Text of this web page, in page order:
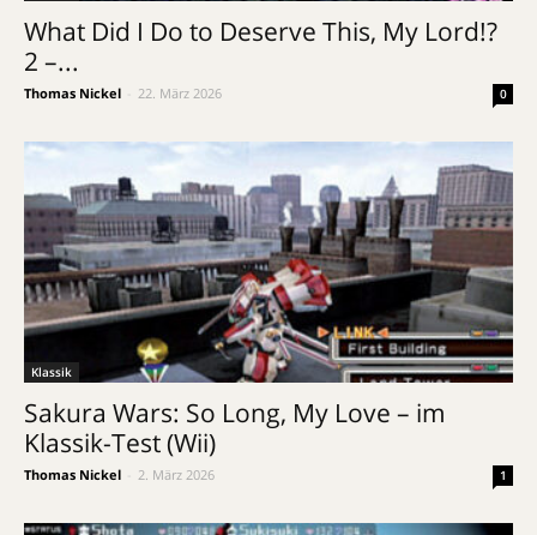
What Did I Do to Deserve This, My Lord!?
2 –...
Thomas Nickel 22. März 2026 0
Klassik
Sakura Wars: So Long, My Love – im
Klassik-Test (Wii)
Thomas Nickel 2. März 2026 1